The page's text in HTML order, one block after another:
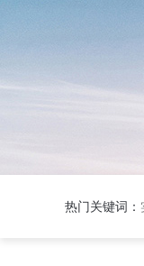
热门关键词：